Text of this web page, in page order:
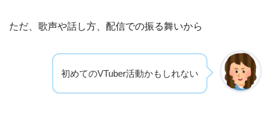
ただ、歌声や話し方、配信での振る舞いから
初めてのVTuber活動かもしれない